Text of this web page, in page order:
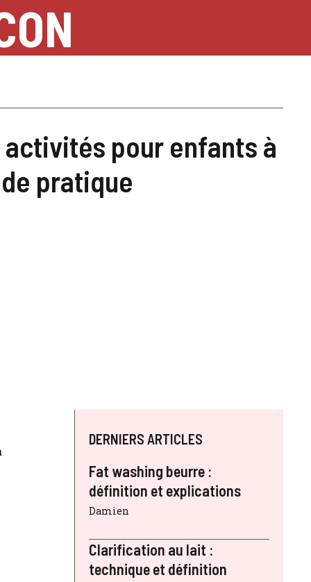
activités pour enfants à
pratique
DERNIERS ARTICLES
Fat washing beurre :
définition et explications
Damien
Clarification au lait :
technique et définition